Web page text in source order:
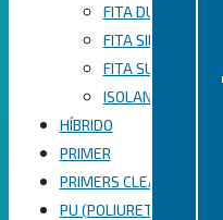
FITA DUPLA FACE
FITA SILVER TAPE
FITA SUPER
ISOLANTE
HÍBRIDO
PRIMER
PRIMERS CLEANERS
PU (POLIURETANO)